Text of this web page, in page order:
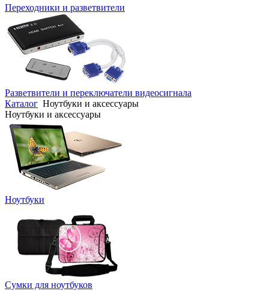
Переходники и разветвители
Разветвители и переключатели видеосигнала
Каталог Ноутбуки и аксессуары
Ноутбуки и аксессуары
Ноутбуки
Сумки для ноутбуков